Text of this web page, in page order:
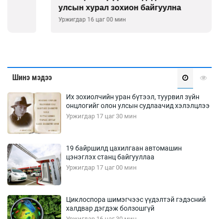
улсын хурал зохион байгуулна
Уржигдар 16 цаг 00 мин
Шинэ мэдээ
Их зохиолчийн уран бүтээл, туурвил зүйн
онцлогийг олон улсын судлаачид хэлэлцлээ
Уржигдар 17 цаг 30 мин
19 байршилд цахилгаан автомашин
цэнэглэх станц байгууллаа
Уржигдар 17 цаг 00 мин
Циклоспора шимэгчээс үүдэлтэй гэдэсний
халдвар дэгдэж болзошгүй